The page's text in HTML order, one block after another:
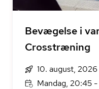
Bevægelse i
Crosstræning
10. august, 2026
Mandag, 20:45 -